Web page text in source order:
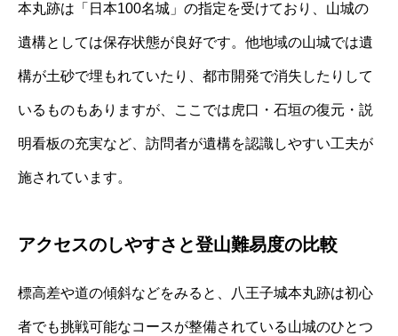
本丸跡は「日本100名城」の指定を受けており、山城の
遺構としては保存状態が良好です。他地域の山城では遺
構が土砂で埋もれていたり、都市開発で消失したりして
いるものもありますが、ここでは虎口・石垣の復元・説
明看板の充実など、訪問者が遺構を認識しやすい工夫が
施されています。
アクセスのしやすさと登山難易度の比較
標高差や道の傾斜などをみると、八王子城本丸跡は初心
者でも挑戦可能なコースが整備されている山城のひとつ